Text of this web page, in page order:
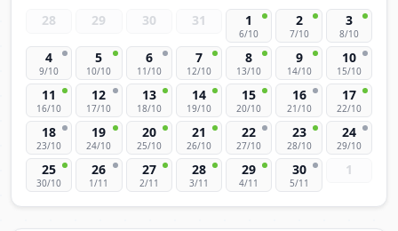
28 29 30 31 1
6/10
2
7/10
3
8/10
4
9/10
5
10/10
6
11/10
7
12/10
8
13/10
9
14/10
10
15/10
11
16/10
12
17/10
13
18/10
14
19/10
15
20/10
16
21/10
17
22/10
18
23/10
19
24/10
20
25/10
21
26/10
22
27/10
23
28/10
24
29/10
25
30/10
26
1/11
27
2/11
28
3/11
29
4/11
30
5/11
1